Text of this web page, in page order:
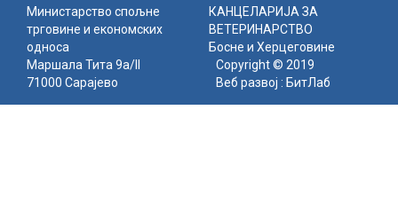
Министарство спољне
трговине и економских
односа
КАНЦЕЛАРИЈА ЗА
ВЕТЕРИНАРСТВО
Босне и Херцеговине
Маршала Тита 9а/II
71000 Сарајево
Copyright © 2019
Веб развој : БитЛаб